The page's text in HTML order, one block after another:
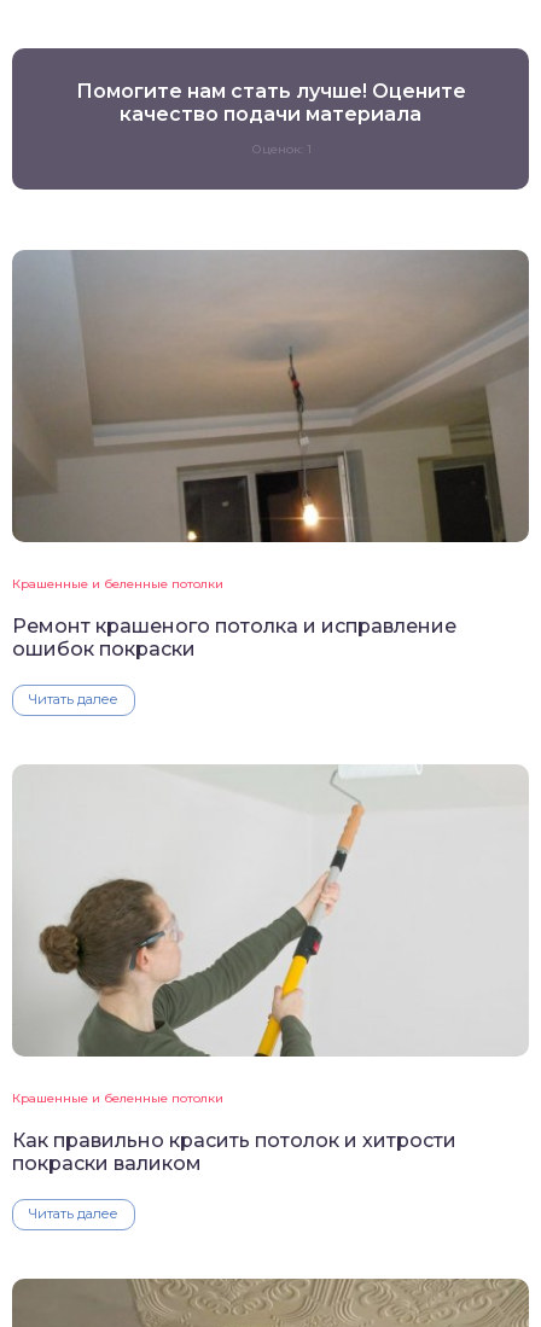
Помогите нам стать лучше! Оцените
качество подачи материала
Оценок: 1
Крашенные и беленные потолки
Ремонт крашеного потолка и исправление
ошибок покраски
Читать далее
Крашенные и беленные потолки
Как правильно красить потолок и хитрости
покраски валиком
Читать далее